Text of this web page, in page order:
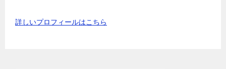
詳しいプロフィールはこちら